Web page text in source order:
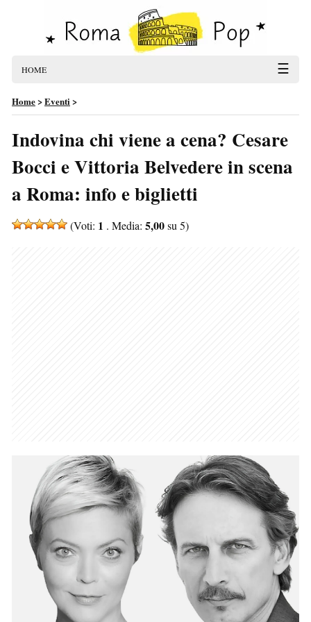
HOME ☰
Home>Eventi>
Indovina chi viene a cena? Cesare
Bocci e Vittoria Belvedere in scena
a Roma: info e biglietti
(Voti: 1 . Media: 5,00su 5)